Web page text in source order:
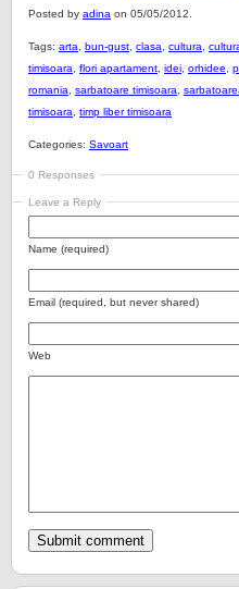
Posted by adina on 05/05/2012.
Tags: arta bun-gust clasa cultura
timisoara
flori apartament idei orhidee
romania
sarbatoare timisoara
timisoara
timp liber timisoara
Categories: Savoart
0 Responses
Leave a Reply
Name (required)
Email (required, but never shared)
Web